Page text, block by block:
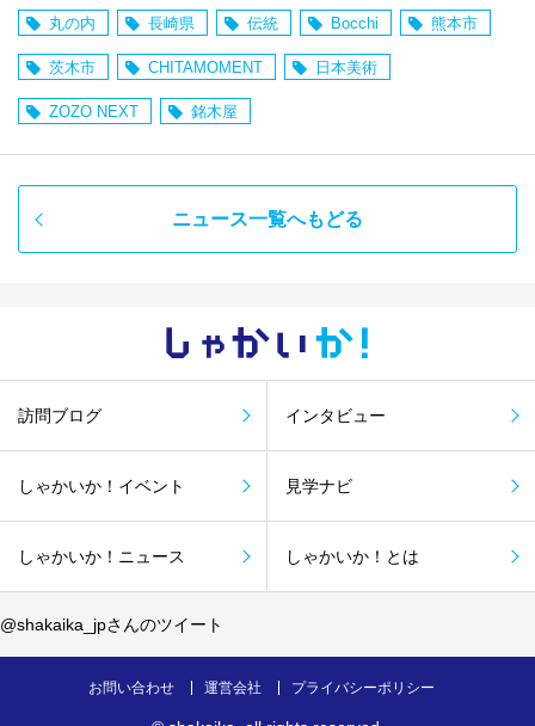
丸の内 長崎県 伝統 Bocchi 熊本市
茨木市 CHITAMOMENT 日本美術
ZOZO NEXT 銘木屋
ニュース一覧へもどる
しゃかい か！
訪問ブログ インタビュー
しゃかいか！イベント 見学ナビ
しゃかいか！ニュース しゃかいか！とは
@shakaika_jpさんのツイート
お問い合わせ 運営会社 プライバシーポリシー